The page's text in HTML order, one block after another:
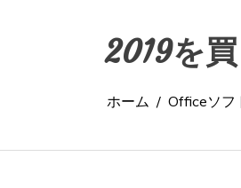
2019を
ホーム Officeソフ